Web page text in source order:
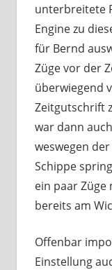
unterbreitete
Engine zu
für Bernd
Züge vor der
überwiegend
Zeitgutschrift
war dann
weswegen
Schippe
ein paar Züge
bereits am
Offenbar
Einstellung